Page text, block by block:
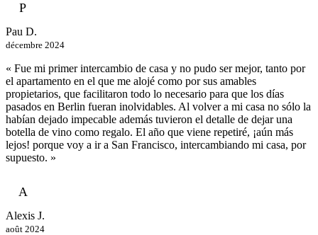
P
Pau D.
décembre 2024
« Fue mi primer intercambio de casa y no pudo ser mejor, tanto por
el apartamento en el que me alojé como por sus amables
propietarios, que facilitaron todo lo necesario para que los días
pasados en Berlin fueran inolvidables. Al volver a mi casa no sólo la
habían dejado impecable además tuvieron el detalle de dejar una
botella de vino como regalo. El año que viene repetiré, ¡aún más
lejos! porque voy a ir a San Francisco, intercambiando mi casa, por
supuesto. »
A
Alexis J.
août 2024